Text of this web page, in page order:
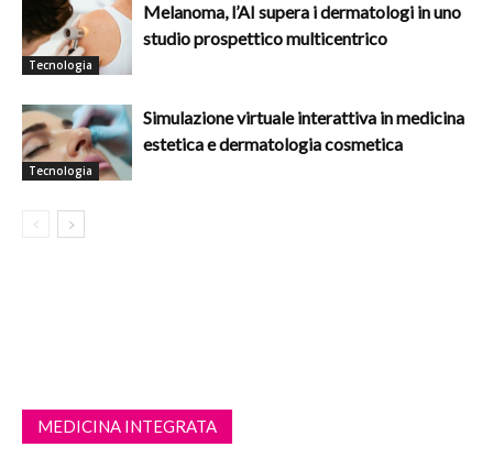
Tecnologia
Melanoma, l’AI supera i dermatologi in uno
studio prospettico multicentrico
Tecnologia
Simulazione virtuale interattiva in medicina
estetica e dermatologia cosmetica
MEDICINA INTEGRATA